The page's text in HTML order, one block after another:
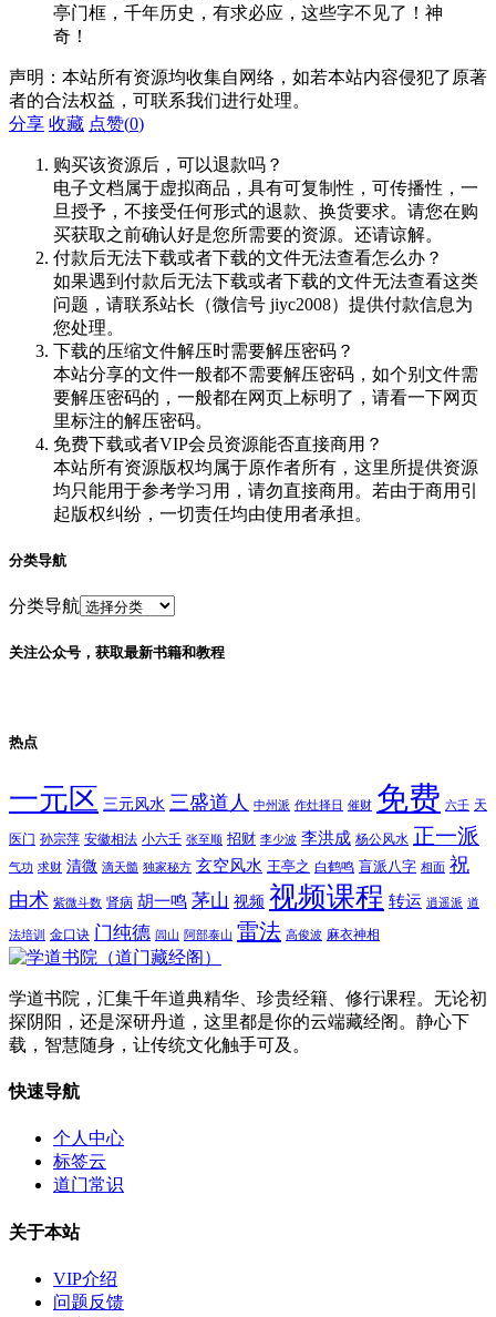
亭门框，千年历史，有求必应，这些字不见了！神
奇！
声明：本站所有资源均收集自网络，如若本站内容侵犯了原著
者的合法权益，可联系我们进行处理。
分享 收藏 点赞(0)
购买该资源后，可以退款吗？
电子文档属于虚拟商品，具有可复制性，可传播性，一
旦授予，不接受任何形式的退款、换货要求。请您在购
买获取之前确认好是您所需要的资源。还请谅解。
付款后无法下载或者下载的文件无法查看怎么办？
如果遇到付款后无法下载或者下载的文件无法查看这类
问题，请联系站长（微信号 jiyc2008）提供付款信息为
您处理。
下载的压缩文件解压时需要解压密码？
本站分享的文件一般都不需要解压密码，如个别文件需
要解压密码的，一般都在网页上标明了，请看一下网页
里标注的解压密码。
免费下载或者VIP会员资源能否直接商用？
本站所有资源版权均属于原作者所有，这里所提供资源
均只能用于参考学习用，请勿直接商用。若由于商用引
起版权纠纷，一切责任均由使用者承担。
分类导航
分类导航
关注公众号，获取最新书籍和教程
热点
一元区 三元风水 三盛道人 中州派 作灶择日 催财 免费 六壬 天
医门 孙宗萍 安徽相法 小六壬 张至顺 招财 李少波 李洪成 杨公风水 正一派
气功 求财 清微 滴天髓 独家秘方 玄空风水 王亭之 白鹤鸣 盲派八字 相面 祝
由术 紫微斗数 肾病 胡一鸣 茅山 视频 视频课程 转运 逍遥派 道
法培训 金口诀 门纯德 闾山 阿部泰山 雷法 高俊波 麻衣神相
学道书院，汇集千年道典精华、珍贵经籍、修行课程。无论初
探阴阳，还是深研丹道，这里都是你的云端藏经阁。静心下
载，智慧随身，让传统文化触手可及。
快速导航
个人中心
标签云
道门常识
关于本站
VIP介绍
问题反馈